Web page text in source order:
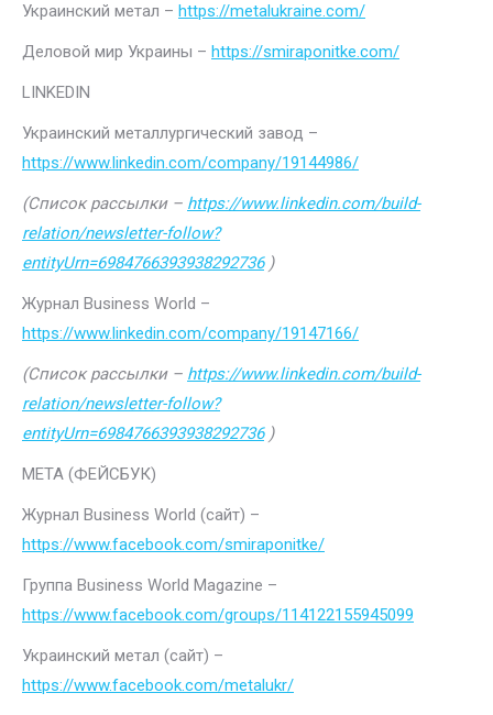
Украинский метал – https://metalukraine.com/
Деловой мир Украины – https://smiraponitke.com/
LINKEDIN
Украинский металлургический завод –
https://www.linkedin.com/company/19144986/
(Список рассылки – https://www.linkedin.com/build-
relation/newsletter-follow?
entityUrn=6984766393938292736)
Журнал Business World –
https://www.linkedin.com/company/19147166/
(Список рассылки – https://www.linkedin.com/build-
relation/newsletter-follow?
entityUrn=6984766393938292736)
МЕТА (ФЕЙСБУК)
Журнал Business World (сайт) –
https://www.facebook.com/smiraponitke/
Группа Business World Magazine –
https://www.facebook.com/groups/114122155945099
Украинский метал (сайт) –
https://www.facebook.com/metalukr/